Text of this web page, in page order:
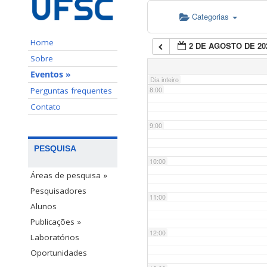
Home
Sobre
Eventos »
Perguntas frequentes
Contato
PESQUISA
Áreas de pesquisa »
Pesquisadores
Alunos
Publicações »
Laboratórios
Oportunidades
Categorias
2 DE AGOSTO DE
Dia inteiro
7:00
8:00
9:00
10:00
11:00
12:00